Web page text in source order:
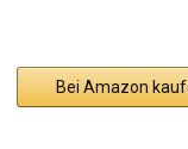
Bei Amazon